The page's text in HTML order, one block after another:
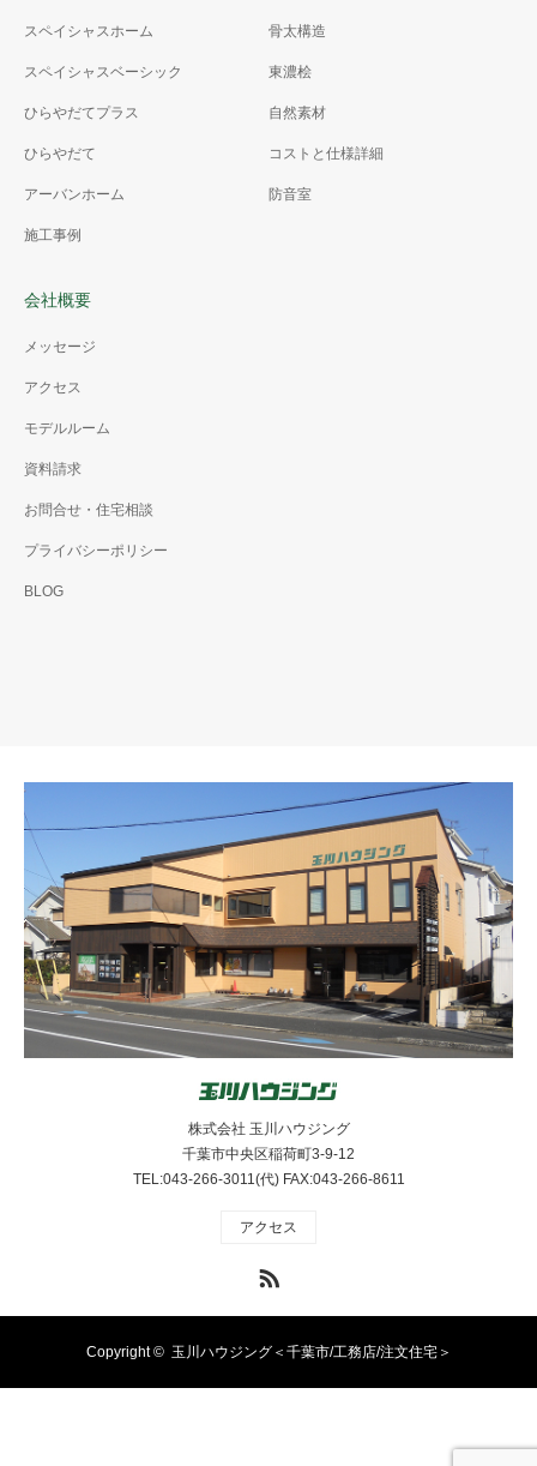
スペイシャスホーム
スペイシャスベーシック
ひらやだてプラス
ひらやだて
アーバンホーム
施工事例
骨太構造
東濃桧
自然素材
コストと仕様詳細
防音室
会社概要
メッセージ
アクセス
モデルルーム
資料請求
お問合せ・住宅相談
プライバシーポリシー
BLOG
株式会社 玉川ハウジング
千葉市中央区稲荷町3-9-12
TEL:043-266-3011(代) FAX:043-266-8611
アクセス
Copyright © 玉川ハウジング＜千葉市/工務店/注文住宅＞